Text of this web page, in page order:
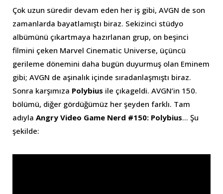
Çok uzun süredir devam eden her iş gibi, AVGN de son
zamanlarda bayatlamıştı biraz. Sekizinci stüdyo
albümünü çıkartmaya hazırlanan grup, on beşinci
filmini çeken Marvel Cinematic Universe, üçüncü
gerileme dönemini daha bugün duyurmuş olan Eminem
gibi; AVGN de aşinalık içinde sıradanlaşmıştı biraz.
Sonra karşımıza Polybius ile çıkageldi. AVGN’in 150.
bölümü, diğer gördüğümüz her şeyden farklı. Tam
adıyla Angry Video Game Nerd #150: Polybius… Şu
şekilde: